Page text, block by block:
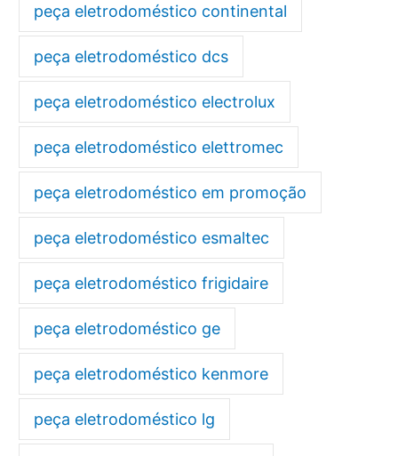
peça eletrodoméstico continental
peça eletrodoméstico dcs
peça eletrodoméstico electrolux
peça eletrodoméstico elettromec
peça eletrodoméstico em promoção
peça eletrodoméstico esmaltec
peça eletrodoméstico frigidaire
peça eletrodoméstico ge
peça eletrodoméstico kenmore
peça eletrodoméstico lg